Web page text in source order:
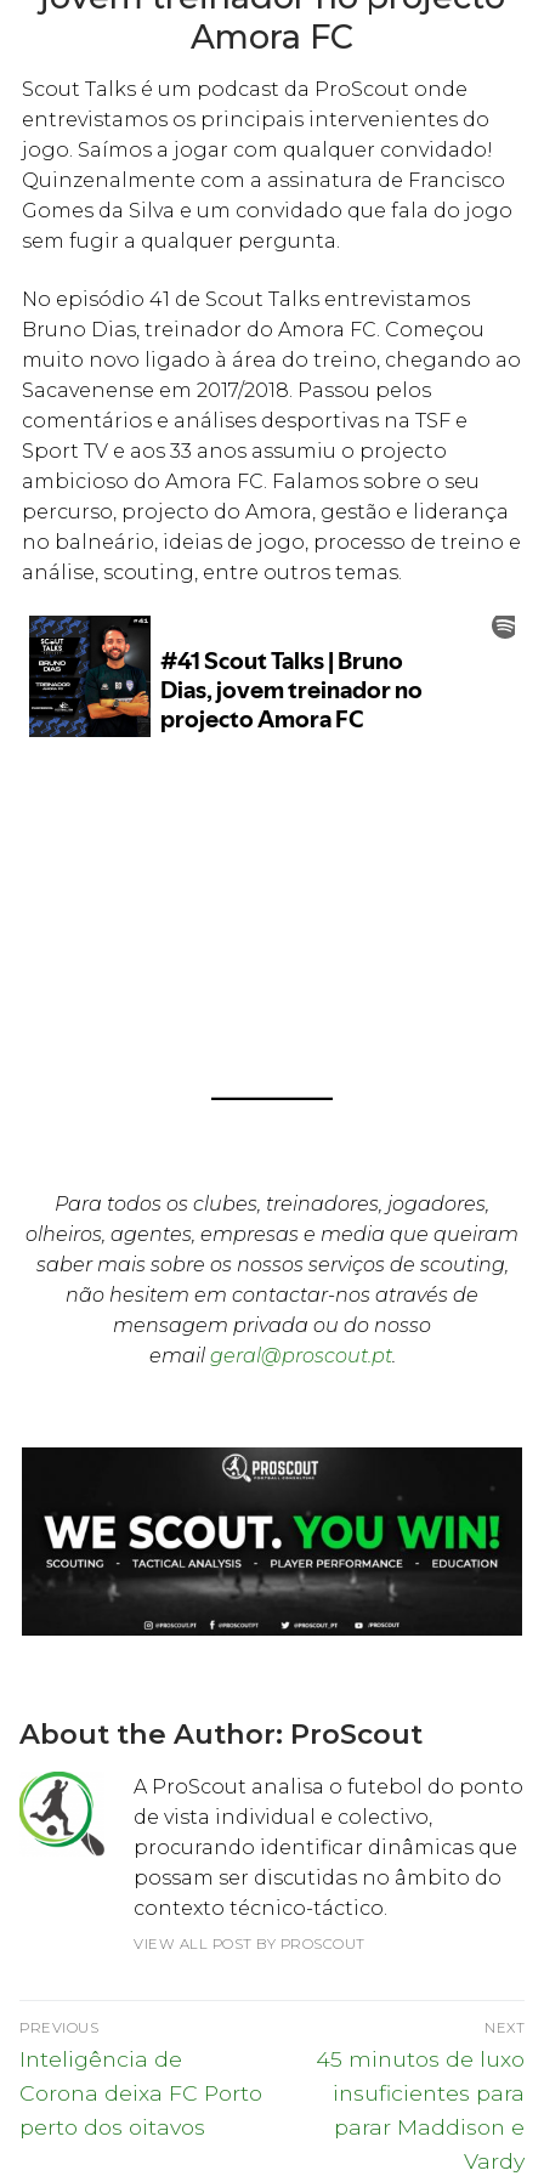
Amora FC
Scout Talks é um podcast da ProScout onde
entrevistamos os principais intervenientes do
jogo. Saímos a jogar com qualquer convidado!
Quinzenalmente com a assinatura de Francisco
Gomes da Silva e um convidado que fala do jogo
sem fugir a qualquer pergunta.
No episódio 41 de Scout Talks entrevistamos
Bruno Dias, treinador do Amora FC. Começou
muito novo ligado à área do treino, chegando ao
Sacavenense em 2017/2018. Passou pelos
comentários e análises desportivas na TSF e
Sport TV e aos 33 anos assumiu o projecto
ambicioso do Amora FC. Falamos sobre o seu
percurso, projecto do Amora, gestão e liderança
no balneário, ideias de jogo, processo de treino e
análise, scouting, entre outros temas.
Para todos os clubes, treinadores, jogadores,
olheiros, agentes, empresas e media que queiram
saber mais sobre os nossos serviços de scouting,
não hesitem em contactar-nos através de
mensagem privada ou do nosso
email geral@proscout.pt.
About the Author: ProScout
A ProScout analisa o futebol do ponto
de vista individual e colectivo,
procurando identificar dinâmicas que
possam ser discutidas no âmbito do
contexto técnico-táctico.
VIEW ALL POST BY PROSCOUT
Navegação
de
artigos
PREVIOUS
Previous
post:
Inteligência de
Corona deixa FC Porto
perto dos oitavos
NEXT
Next
post:
45 minutos de luxo
insuficientes para
parar Maddison e
Vardy